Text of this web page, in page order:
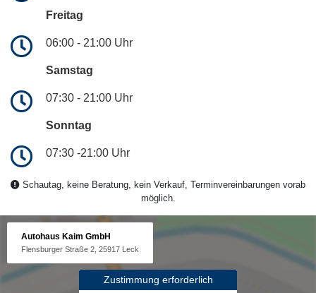
Freitag
06:00 - 21:00 Uhr
Samstag
07:30 - 21:00 Uhr
Sonntag
07:30 -21:00 Uhr
Schautag, keine Beratung, kein Verkauf, Terminvereinbarungen vorab
möglich.
Autohaus Kaim GmbH
Flensburger Straße 2, 25917 Leck
Zustimmung erforderlich